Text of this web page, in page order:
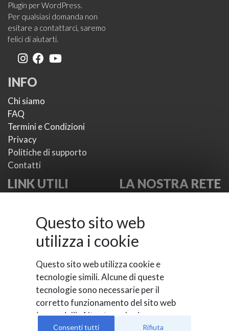
Plugin per WordPress.
Per qualsiasi domanda non
esitare a contattarci, saremo
felici di aiutarti.
INFO
Chi siamo
FAQ
Termini e Condizioni
Privacy
Politiche di supporto
Contatti
LINK UTILI
I nostri temi
Metodi di pagamento
Provider di SMS
Support Board
LA NOSTRA RETE
Extensionsforjoomla.com
e4jConnect.com
VikWP.com is part of E4J s.r.l. - VAT N. 06794860483
E4J s.r.l. All rights reserved.
Questo sito web
utilizza i cookie
Questo sito web utilizza cookie e
tecnologie simili. Alcune di queste
tecnologie sono necessarie per il
corretto funzionamento del sito web
(essenziali). Altre tecnologie sono
utilizzate per valutare il comportamento
Consenti tutti Rifiuta